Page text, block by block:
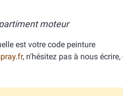
moteur
est votre code peinture
, n'hésitez pas à nous